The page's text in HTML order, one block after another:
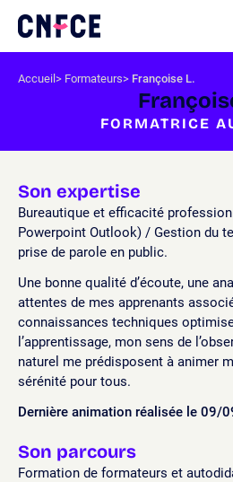
contenu
à
recherche
Logo
site
Accueil Formateurs Françoise L.
FORMATRICE
Son expertise
Bureautique et efficacité
Powerpoint Outlook) / Gestion du
prise de parole en public.
Une bonne qualité d’écoute, une
attentes de mes apprenants
connaissances techniques
l’apprentissage, mon sens de
naturel me prédisposent à animer
sérénité pour tous.
Dernière animation réalisée le 09/
Son parcours
Formation de formateurs et